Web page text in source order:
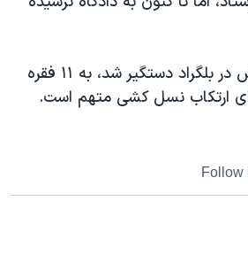
کاراجیچ، که هفته پیش در بلگراد دستگیر شد، به ۱۱ فقره
ارتکاب نسل کشی متهم است.
Follow